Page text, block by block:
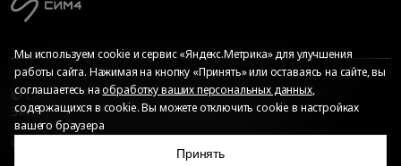
© Общество с ограниченной ответственностью «ИБС
Экспертиза», 2026. Все права защищены
Мы используем cookie и сервис «Яндекс.Метрика» для улучшения
работы сайта. Нажимая на кнопку «Принять» или оставаясь на сайте, вы
соглашаетесь наобработку ваших персональных данных,
содержащихся в cookie. Вы можете отключить cookie в настройках
вашего браузера
Принять